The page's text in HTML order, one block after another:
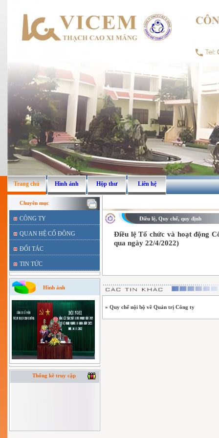
Trang chủ Hình ảnh Hộp thư Liên hệ
Chuyên mục
CÔNG TY
QUAN HỆ CỔ ĐÔNG
ĐỐI TÁC
TIN TỨC
Hình ảnh
Thống kê truy cập
Điều lệ, Quy chế, quy định
Điều lệ Tổ chức và hoạt động
qua ngày 22/4/2022)
» Quy chế nội bộ về Quản trị Công ty